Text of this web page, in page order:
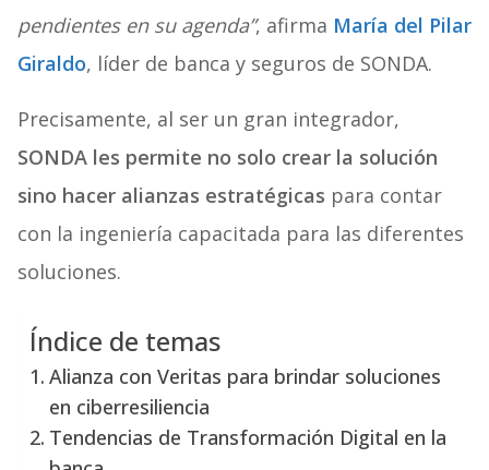
pendientes en su agenda”, afirma María del Pilar
Giraldo, líder de banca y seguros de SONDA.
Precisamente, al ser un gran integrador,
SONDA les permite no solo crear la solución
sino hacer alianzas estratégicas para contar
con la ingeniería capacitada para las diferentes
soluciones.
Índice de temas
Alianza con Veritas para brindar soluciones
en ciberresiliencia
Tendencias de Transformación Digital en la